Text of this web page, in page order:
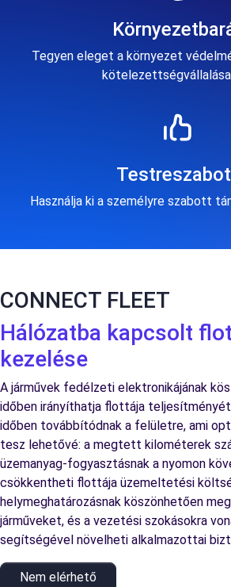
Tegyen eleget a környezet
Használja ki a személyre szabott
CONNECT FLEET
Hálózatba kapcsolt
kezelése
A járművek fedélzeti elektronikájának
időben irányíthatja flottája
időben továbbítódnak a felületre, ami
tesz lehetővé: a megtett kilométerek
üzemanyag-fogyasztásnak a nyomon
csökkentheti flottája üzemeltetési
helymeghatározásnak köszönhetően
járműveket, és a vezetési szokásokra
segítségével növelheti alkalmazottai
Nem elérhető